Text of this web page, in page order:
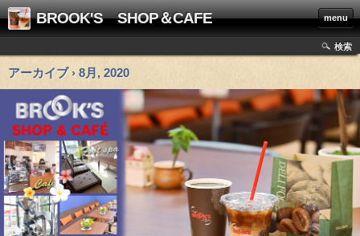
BROOK'S SHOP＆CAFE menu
検索
アーカイブ › 8月, 2020